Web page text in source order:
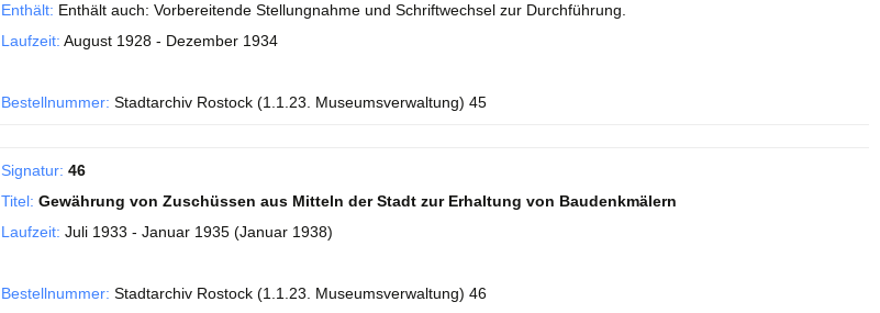
Enthält: Enthält auch: Vorbereitende Stellungnahme und Schriftwechsel zur Durchführung.
Laufzeit: August 1928 - Dezember 1934
Bestellnummer: Stadtarchiv Rostock (1.1.23. Museumsverwaltung) 45
Signatur: 46
Titel: Gewährung von Zuschüssen aus Mitteln der Stadt zur Erhaltung von Baudenkmälern
Laufzeit: Juli 1933 - Januar 1935 (Januar 1938)
Bestellnummer: Stadtarchiv Rostock (1.1.23. Museumsverwaltung) 46